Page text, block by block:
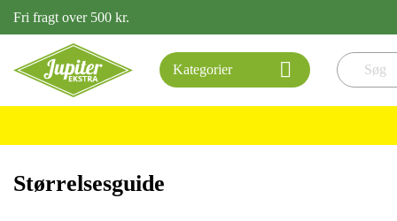
Fri fragt over 500 kr.
Kategorier 
Størrelsesguide